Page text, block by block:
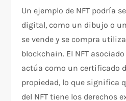
Un ejemplo de NFT podría
digital, como un dibujo o
se vende y se compra
blockchain. El NFT
actúa como un certificado
propiedad, lo que significa
del NFT tiene los derechos